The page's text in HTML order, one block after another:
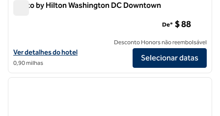
Motto by Hilton Washington DC Downtown
Exibir detalhes do hotel Motto by Hilton Washington DC Downtown
Ver detalhes do hotel
0,90 milhas
De* $ 88
Desconto Honors não reembolsável
Selecionar datas
1/12
1 de 12